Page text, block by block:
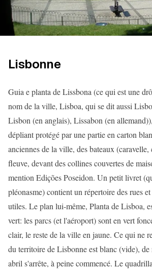
Lisbonne
Guia e planta de Lissbona (ce qui est une
nom de la ville, Lisboa, qui se dit aussi
Lisbon (en anglais), Lissabon (en
dépliant protégé par une partie en carton
anciennes de la ville, des bateaux
fleuve, devant des collines couvertes de
mention Edições Poseidon. Un petit livret
pléonasme) contient un répertoire des rues
utiles. Le plan lui-même, Planta de Lisboa,
vert: les parcs (et l'aéroport) sont en vert
clair, le reste de la ville en jaune. Ce qui ne
du territoire de Lisbonne est blanc (vide),
abril s'arrête, à peine commencé. Le